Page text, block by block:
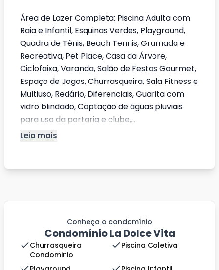
Área de Lazer Completa: Piscina Adulta com
Raia e Infantil, Esquinas Verdes, Playground,
Quadra de Tênis, Beach Tennis, Gramada e
Recreativa, Pet Place, Casa da Árvore,
Ciclofaixa, Varanda, Salão de Festas Gourmet,
Espaço de Jogos, Churrasqueira, Sala Fitness e
Multiuso, Redário, Diferenciais, Guarita com
vidro blindado, Captação de águas pluviais
para uso da portaria e clube,...
Leia mais
Conheça o condomínio
Condomínio La Dolce Vita
Churrasqueira
Condominio
Piscina Coletiva